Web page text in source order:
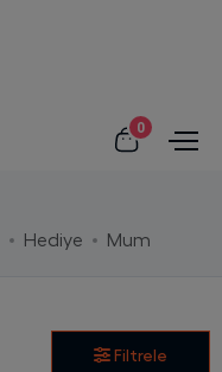
0
Hediye Mum
Filtrele